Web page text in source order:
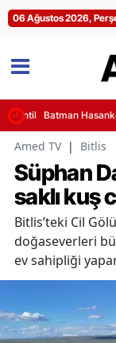
06 Ağustos 2026,
başladı
Batman
Amed TV | Bitlis
Süphan
saklı kuş
Bitlis’teki Cil
doğaseverleri
ev sahipliği